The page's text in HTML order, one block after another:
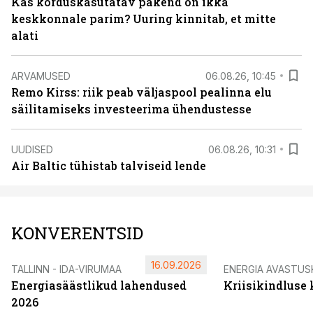
keskkonnale parim? Uuring kinnitab, et mitte
alati
ARVAMUSED 06.08.26, 10:45
Remo Kirss: riik peab väljaspool pealinna elu
säilitamiseks investeerima ühendustesse
UUDISED 06.08.26, 10:31
Air Baltic tühistab talviseid lende
KONVERENTSID
TALLINN - IDA-VIRUMAA
Energiasäästlikud lahendused
2026
16.09.2026 ENERGIA
Kriisikindluse